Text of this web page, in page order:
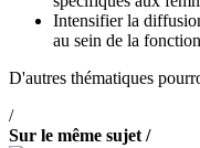
Intensifier la
au sein de la
D'autres thématiques
/
Sur le même sujet /